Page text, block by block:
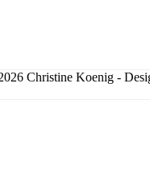
Christine Koenig -